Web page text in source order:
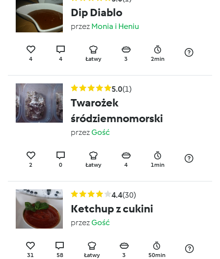
Dip Diablo
przez Monia i Heniu
4 4 Łatwy 3 2min
5.0(1)
Twarożek
śródziemnomorski
przezGość
2 0 Łatwy 4 1min
4.4(30)
Ketchup z cukini
przezGość
31 58 Łatwy 3 50min